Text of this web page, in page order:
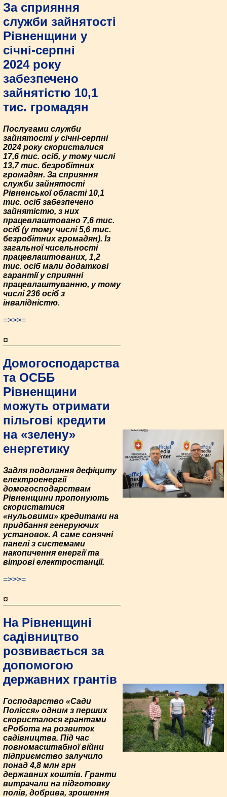
За сприяння
служби зайнятості
Рівненщини у
січні-серпні
2024 року
забезпечено
зайнятістю 10,1
тис. громадян
Послугами служби
зайнятості у січні-серпні
2024 року скористалися
17,6 тис. осіб, у тому числі
13,7 тис. безробітних
громадян. За сприяння
служби зайнятості
Рівненської області 10,1
тис. осіб забезпечено
зайнятістю, з них
працевлаштовано 7,6 тис.
осіб (у тому числі 5,6 тис.
безробітних громадян). Із
загальної чисельності
працевлаштованих, 1,2
тис. осіб мали додаткові
гарантії у сприянні
працевлаштуванню, у тому
числі 236 осіб з
інвалідністю.
=>>>=
¤
Домогосподарства
та ОСББ
Рівненщини
можуть отримати
пільгові кредити
на «зелену»
енергетику
Задля подолання дефіциту
електроенергії
домогосподарствам
Рівненщини пропонують
скористатися
«нульовими» кредитами на
придбання генеруючих
установок. А саме сонячні
панелі з системами
накопичення енергії та
вітрові електростанції.
=>>>=
¤
На Рівненщині
садівництво
розвивається за
допомогою
державних грантів
Господарство «Сади
Полісся» одним з перших
скористалося грантами
єРобота на розвиток
садівництва. Під час
повномасштабної війни
підприємство залучило
понад 4,8 млн грн
державних коштів. Гранти
витрачали на підготовку
полів, добрива, зрошення